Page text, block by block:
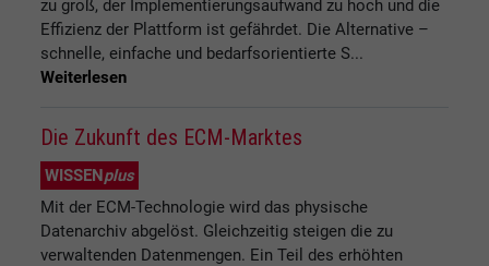
zu groß, der Implementierungsaufwand zu hoch und die
Effizienz der Plattform ist gefährdet. Die Alternative –
schnelle, einfache und bedarfsorientierte S...
Weiterlesen
Die Zukunft des ECM-Marktes
WISSENplus
Mit der ECM-Technologie wird das physische
Datenarchiv abgelöst. Gleichzeitig steigen die zu
verwaltenden Datenmengen. Ein Teil des erhöhten